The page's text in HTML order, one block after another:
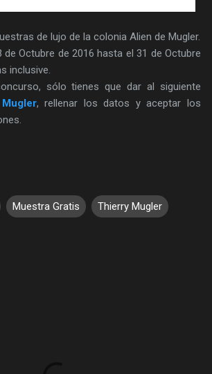
de lujo de la colonia Alien de Mugler.
de Octubre de 2016 hasta el 31 de Octubre
inclusive.
sólo tienes que dar al siguiente
, rellenar los datos y aceptar los
Muestra Gratis Thierry Mugler